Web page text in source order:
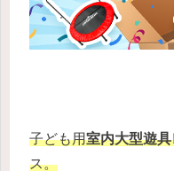
子ども用室内大型遊
ス。